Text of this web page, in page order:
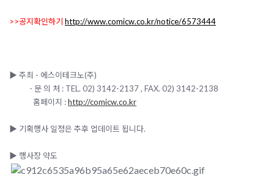
>>공지확인하기 http://www.comicw.co.kr/notice/6573444
▶ 주최 - 에스이테크노(주)
- 문 의 처 : TEL. 02) 3142-2137 , FAX. 02) 3142-2138
홈페이지 :http://comicw.co.kr
▶ 기획행사 일정은 추후 업데이트 됩니다.
▶ 행사장 약도